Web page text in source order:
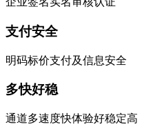
支付安全
明码标价支付及信息安全
多快好稳
通道多速度快体验好稳定高